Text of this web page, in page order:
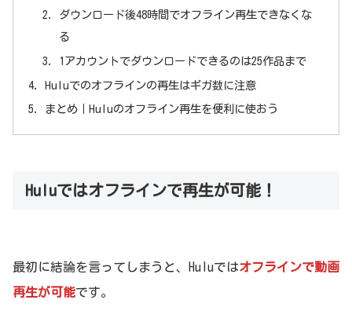
ダウンロード後48時間でオフライン再生できなくな
る
1アカウントでダウンロードできるのは25作品まで
Huluでのオフラインの再生はギガ数に注意
まとめ｜Huluのオフライン再生を便利に使おう
Huluではオフラインで再生が可能！
最初に結論を言ってしまうと、Huluではオフラインで動画
再生が可能です。